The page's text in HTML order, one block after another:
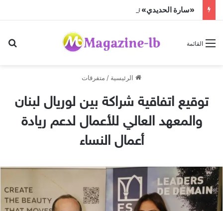
«سارة الحديدي» تواجه الجن زمباهولا على تياترو آفاق
القائمة
الرئيسية / متفرقات
توقيع اتفاقية شراكة بين لوريال لبنان
والمعهد العالي للأعمال لدعم ريادة
أعمال النساء